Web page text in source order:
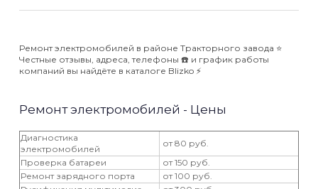
Ремонт электромобилей в районе Тракторного завода ⭐️
Честные отзывы, адреса, телефоны ☎️ и график работы
компаний вы найдёте в каталоге Blizko ⚡️
Ремонт электромобилей - Цены
Диагностика
электромобилей
от 80 руб.
Проверка батареи
от 150 руб.
Ремонт зарядного порта
от 100 руб.